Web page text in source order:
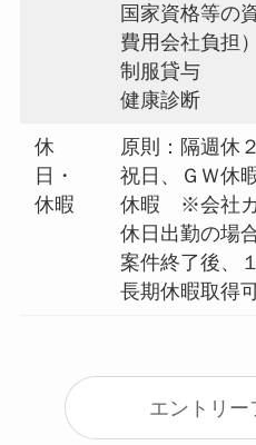
国家資格等の
費用会社
制服貸与
健康診断
休
日・
休暇
原則：隔週休
祝日、ＧＷ休
休暇 ※会社カ
休日出勤の場
案件終了後、
長期休暇取得
エントリー